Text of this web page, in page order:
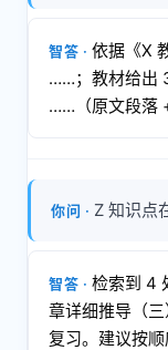
依据《X
……；教材给出
……（原文段落
Z 知识点
检索到 4
章详细推导（
复习。建议按